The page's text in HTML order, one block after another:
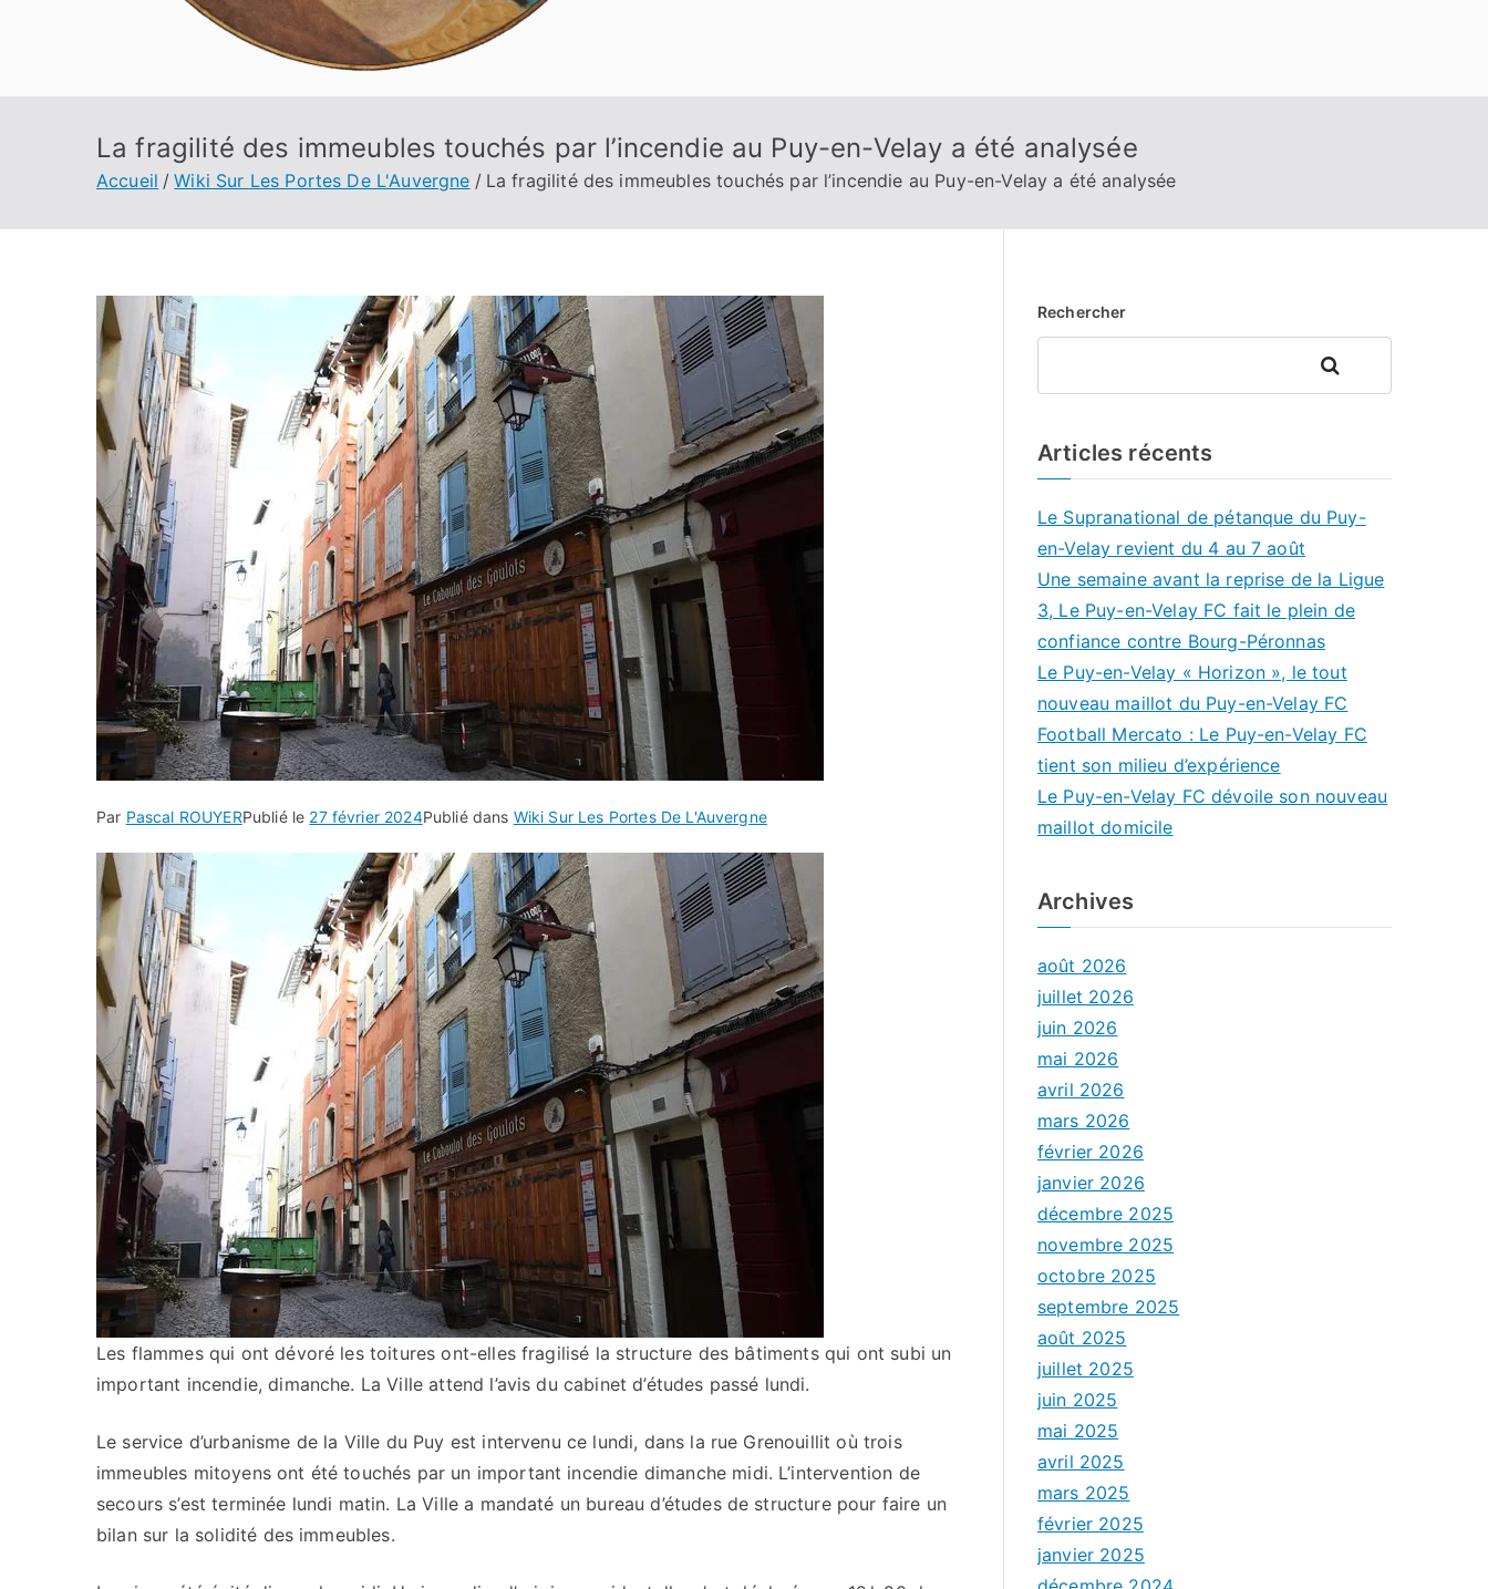
La fragilité des immeubles touchés par l’incendie au Puy-en-Velay a été analysée
Accueil Wiki Sur Les Portes De L'Auvergne La fragilité des immeubles touchés par l’incendie au Puy-en-Velay a été analysée
Par Pascal ROUYERPublié le 27 février 2024Publié dans Wiki Sur Les Portes De L'Auvergne
Les flammes qui ont dévoré les toitures ont-elles fragilisé la structure des bâtiments qui ont subi un
important incendie, dimanche. La Ville attend l’avis du cabinet d’études passé lundi.
Le service d’urbanisme de la Ville du Puy est intervenu ce lundi, dans la rue Grenouillit où trois
immeubles mitoyens ont été touchés par un important incendie dimanche midi. L’intervention de
secours s’est terminée lundi matin. La Ville a mandaté un bureau d’études de structure pour faire un
bilan sur la solidité des immeubles.
Rechercher
Rechercher
Articles récents
Le Supranational de pétanque du Puy-
en-Velay revient du 4 au 7 août
Une semaine avant la reprise de la Ligue
3, Le Puy-en-Velay FC fait le plein de
confiance contre Bourg-Péronnas
Le Puy-en-Velay « Horizon », le tout
nouveau maillot du Puy-en-Velay FC
Football Mercato : Le Puy-en-Velay FC
tient son milieu d’expérience
Le Puy-en-Velay FC dévoile son nouveau
maillot domicile
Archives
août 2026
juillet 2026
juin 2026
mai 2026
avril 2026
mars 2026
février 2026
janvier 2026
décembre 2025
novembre 2025
octobre 2025
septembre 2025
août 2025
juillet 2025
juin 2025
mai 2025
avril 2025
mars 2025
février 2025
janvier 2025